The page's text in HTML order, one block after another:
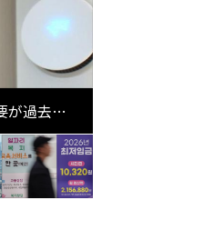
が過去最
体制を点